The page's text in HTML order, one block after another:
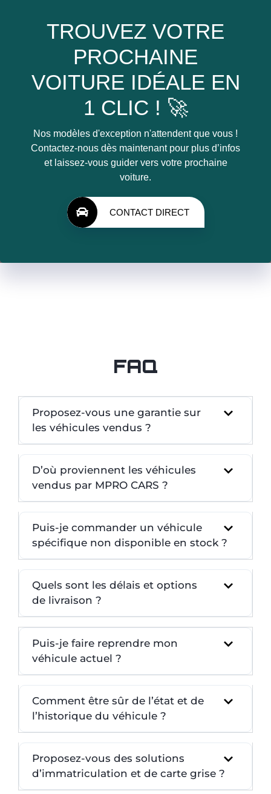
TROUVEZ VOTRE
PROCHAINE
VOITURE IDÉALE EN
1 CLIC ! 🚀
Nos modèles d'exception n'attendent que vous !
Contactez-nous dès maintenant pour plus d’infos
et laissez-vous guider vers votre prochaine
voiture.
CONTACT DIRECT
FAQ
Proposez-vous une garantie sur
les véhicules vendus ?
D’où proviennent les véhicules
vendus par MPRO CARS ?
Puis-je commander un véhicule
spécifique non disponible en stock ?
Quels sont les délais et options
de livraison ?
Puis-je faire reprendre mon
véhicule actuel ?
Comment être sûr de l’état et de
l’historique du véhicule ?
Proposez-vous des solutions
d’immatriculation et de carte grise ?